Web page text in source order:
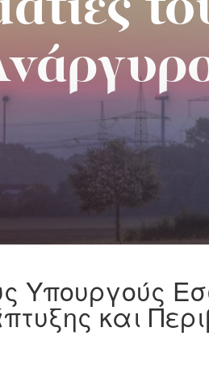
Υπουργούς
και